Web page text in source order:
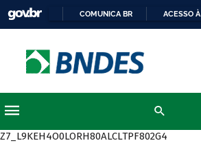
COMUNICA BR ACESSO
Z7_L9KEH4O0LORH80ALCLTPF802G4